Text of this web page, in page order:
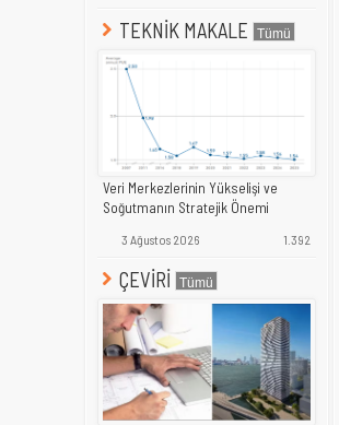
TEKNİK MAKALE
Veri Merkezlerinin Yükselişi ve
Soğutmanın Stratejik Önemi
3 Ağustos 2026 1.392
ÇEVİRİ